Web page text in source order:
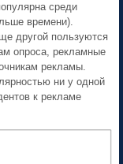
среди
времени).
другой пользуются
опроса, рекламные
рекламы.
ни у одной
к рекламе